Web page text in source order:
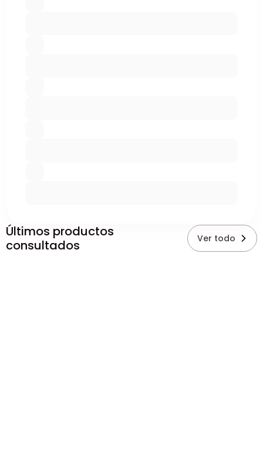
Últimos productos
consultados
Ver todo